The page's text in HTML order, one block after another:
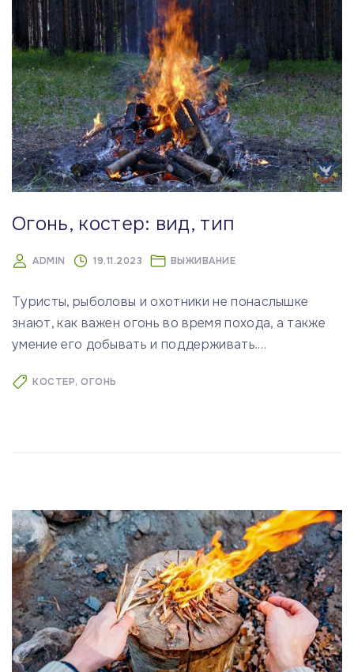
Огонь, костер: вид, тип
ADMIN 19.11.2023 ВЫЖИВАНИЕ
Туристы, рыболовы и охотники не понаслышке
знают, как важен огонь во время похода, а также
умение его добывать и поддерживать.…
КОСТЕР ОГОНЬ